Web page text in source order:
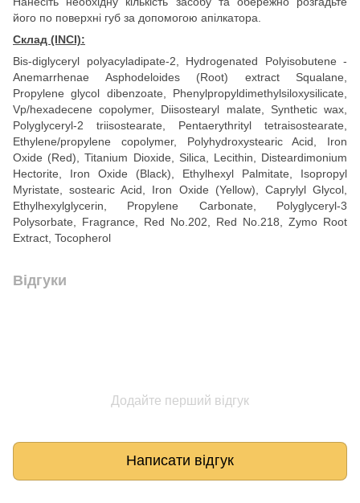
його по поверхні губ за допомогою апілкатора.
Склад (INCI):
Bis-diglyceryl polyacyladipate-2, Hydrogenated Polyisobutene -
Anemarrhenae Asphodeloides (Root) extract Squalane,
Propylene glycol dibenzoate, Phenylpropyldimethylsiloxysilicate,
Vp/hexadecene copolymer, Diisostearyl malate, Synthetic wax,
Polyglyceryl-2 triisostearate, Pentaerythrityl tetraisostearate,
Ethylene/propylene copolymer, Polyhydroxystearic Acid, Iron
Oxide (Red), Titanium Dioxide, Silica, Lecithin, Disteardimonium
Hectorite, Iron Oxide (Black), Ethylhexyl Palmitate, Isopropyl
Myristate, sostearic Acid, Iron Oxide (Yellow), Caprylyl Glycol,
Ethylhexylglycerin, Propylene Carbonate, Polyglyceryl-3
Polysorbate, Fragrance, Red No.202, Red No.218, Zymo Root
Extract, Tocopherol
Відгуки
Додайте перший відгук
Написати відгук